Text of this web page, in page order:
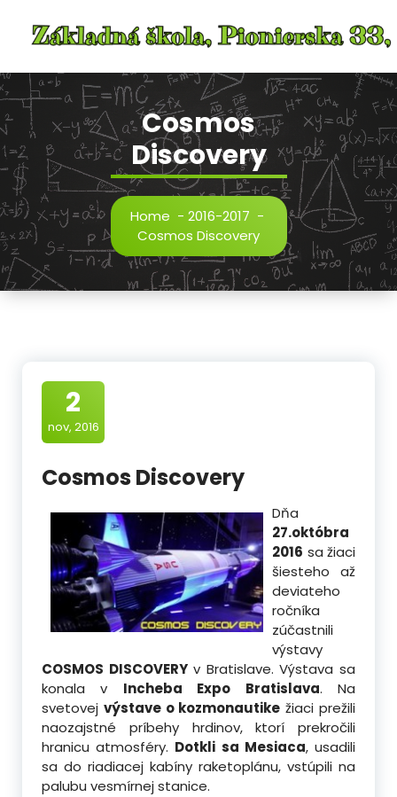
content
Cosmos
Discovery
Home - 2016-2017 -
Cosmos Discovery
2
nov, 2016
Cosmos Discovery
Dňa
27.októbra
2016 sa žiaci
šiesteho až
deviateho
ročníka
zúčastnili
výstavy
COSMOS DISCOVERYv Bratislave. Výstava sa
konala v Incheba Expo Bratislava. Na
svetovej výstave o kozmonautike žiaci prežili
naozajstné príbehy hrdinov, ktorí prekročili
hranicu atmosféry. Dotkli sa Mesiaca, usadili
sa do riadiacej kabíny raketoplánu, vstúpili na
palubu vesmírnej stanice.